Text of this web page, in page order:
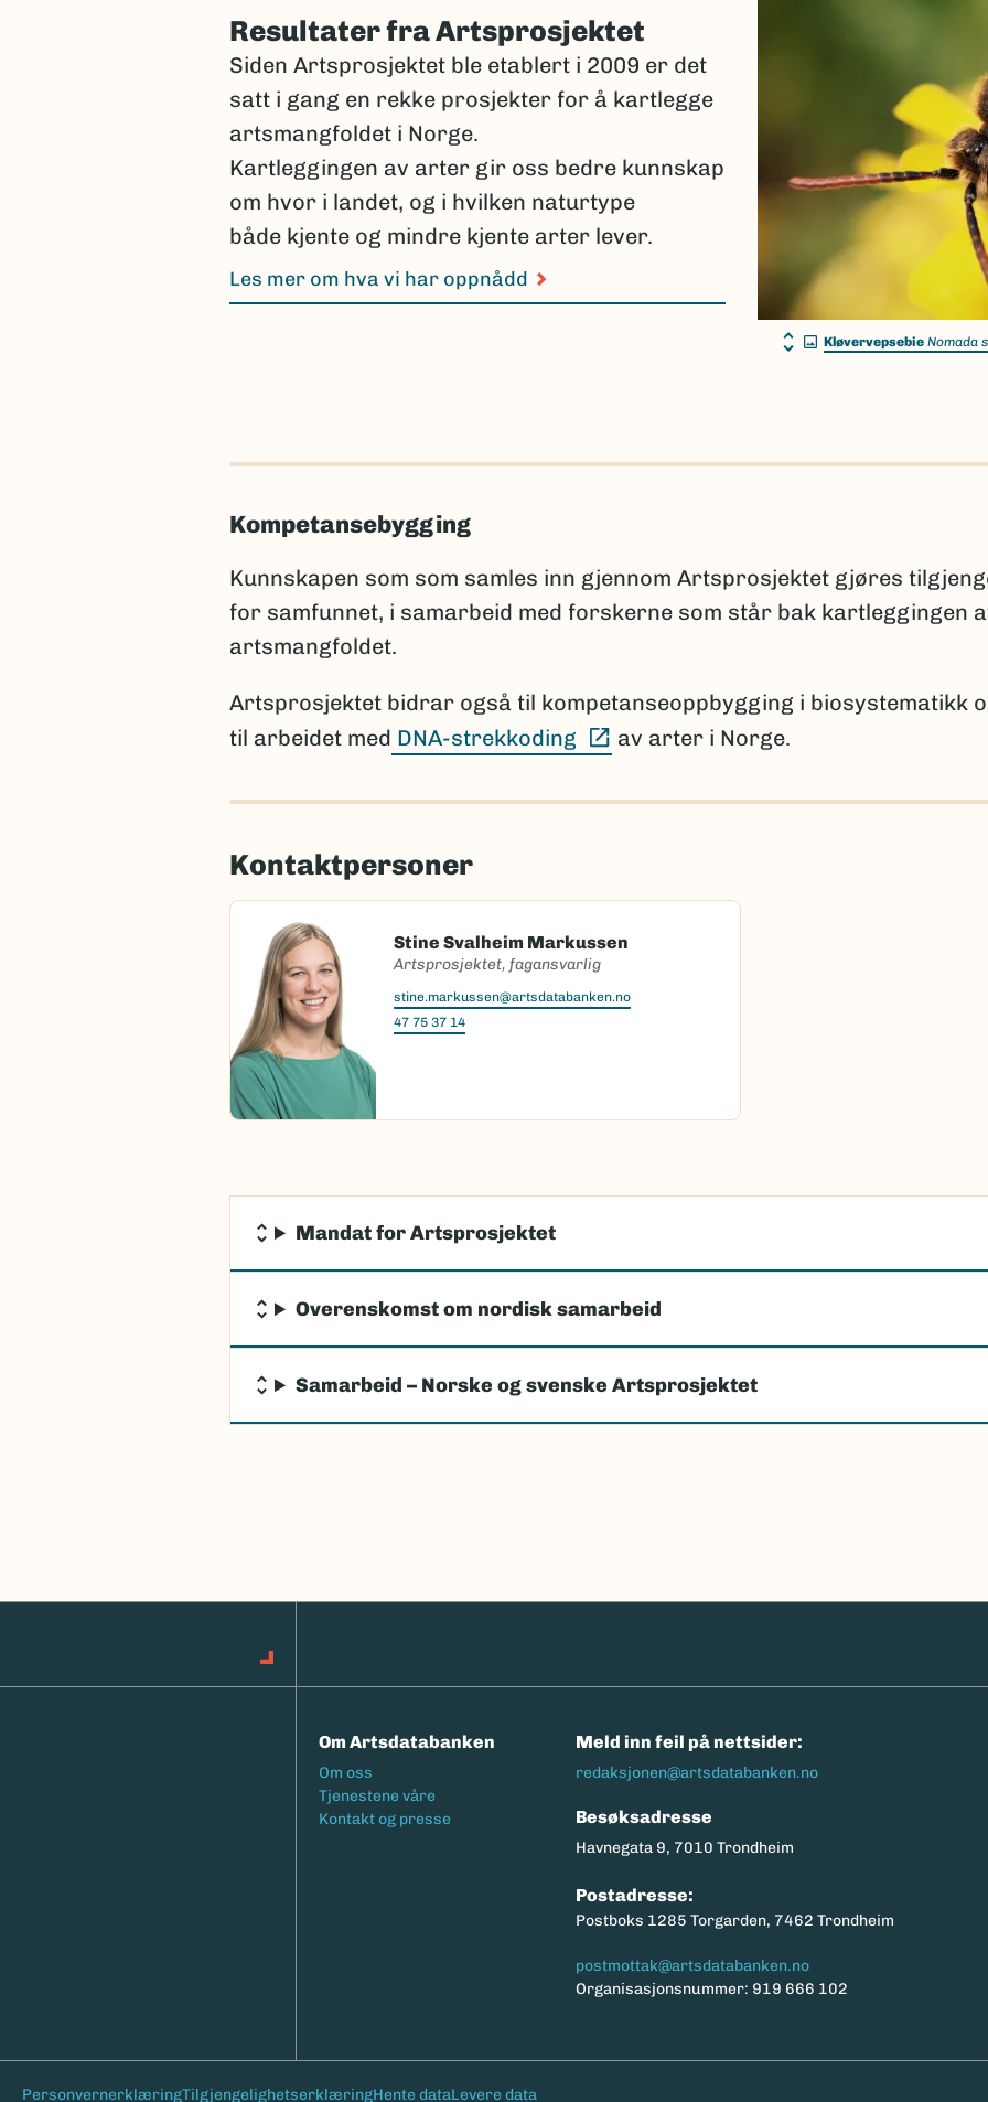
Kløvervepsebie Nomada
Resultater fra Artsprosjektet
Siden Artsprosjektet ble etablert i 2009 er det
satt i gang en rekke prosjekter for å kartlegge
artsmangfoldet i Norge.
Kartleggingen av arter gir oss bedre kunnskap
om hvor i landet, og i hvilken naturtype
både kjente og mindre kjente arter lever.
Les mer om hva vi har oppnådd
Kompetansebygging
Kunnskapen som som samles inn gjennom Artsprosjektet gjøres
for samfunnet, i samarbeid med forskerne som står bak kartleggingen
artsmangfoldet.
Artsprosjektet bidrar også til kompetanseoppbygging i biosystematikk
til arbeidet med DNA-strekkoding (Ekstern lenke)
av arter i Norge.
Kontaktpersoner
Stine Svalheim Markussen
Artsprosjektet, fagansvarlig
stine.markussen@artsdatabanken.no
47 75 37 14
Mandat for Artsprosjektet
Overenskomst om nordisk samarbeid
Samarbeid – Norske og svenske Artsprosjektet
Om Artsdatabanken
Footermeny
Om oss
Tjenestene våre
Kontakt og presse
Meld inn feil på nettsider:
redaksjonen@artsdatabanken.no
Besøksadresse
Havnegata 9, 7010 Trondheim
Postadresse:
Postboks 1285 Torgarden, 7462 Trondheim
postmottak@artsdatabanken.no
Organisasjonsnummer: 919 666 102
Bunntekst
PersonvernerklæringTilgjengelighetserklæringHente dataLevere data